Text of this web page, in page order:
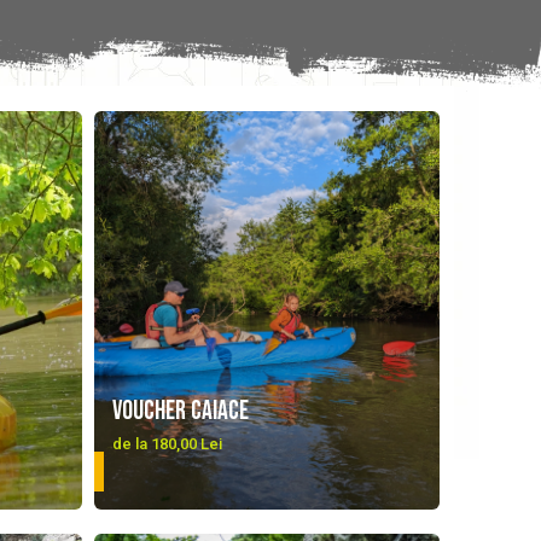
Voucher caiace
de la 180,00 Lei
DETALII